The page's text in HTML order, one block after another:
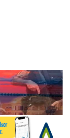
em razão de
de poste em
no chão do
veem
de produtos e
criança de